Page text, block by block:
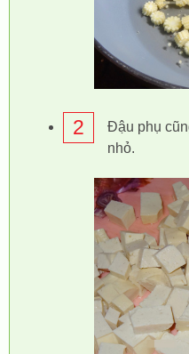
2
Đậu phụ
nhỏ.